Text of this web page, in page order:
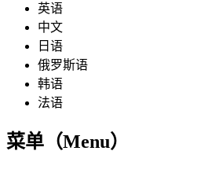
英语
中文
日语
俄罗斯语
韩语
法语
菜单（Menu）